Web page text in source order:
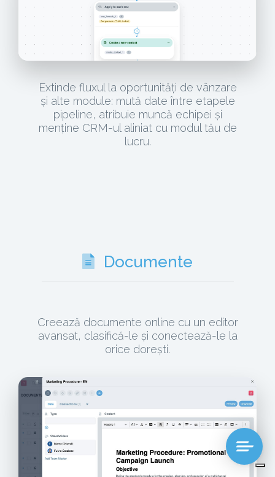
Extinde fluxul la oportunități de vânzare
și alte module: mută date între etapele
pipeline, atribuie muncă echipei și
menține CRM-ul aliniat cu modul tău de
lucru.
Documente
Creează documente online cu un editor
avansat, clasifică-le și conectează-le la
orice dorești.